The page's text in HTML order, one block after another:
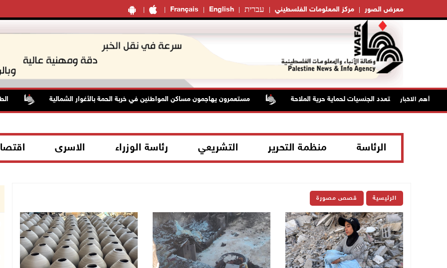
Français English עברית مركز المعلومات الفلسطيني معرض الصور
أهم الاخبار
المتعدد الجنسيات لحماية حرية الملاحة مستعمرون يهاجمون مساكن المواطنين في خربة الحمة بالأغوار الشمالية الطقس:
الرئاسة منظمة التحرير التشريعي رئاسة الوزراء الاسرى
الرئيسية قصص مصورة